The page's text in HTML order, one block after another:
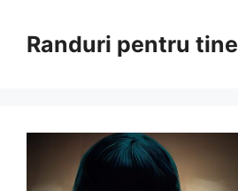
conținutRanduri pentru tine